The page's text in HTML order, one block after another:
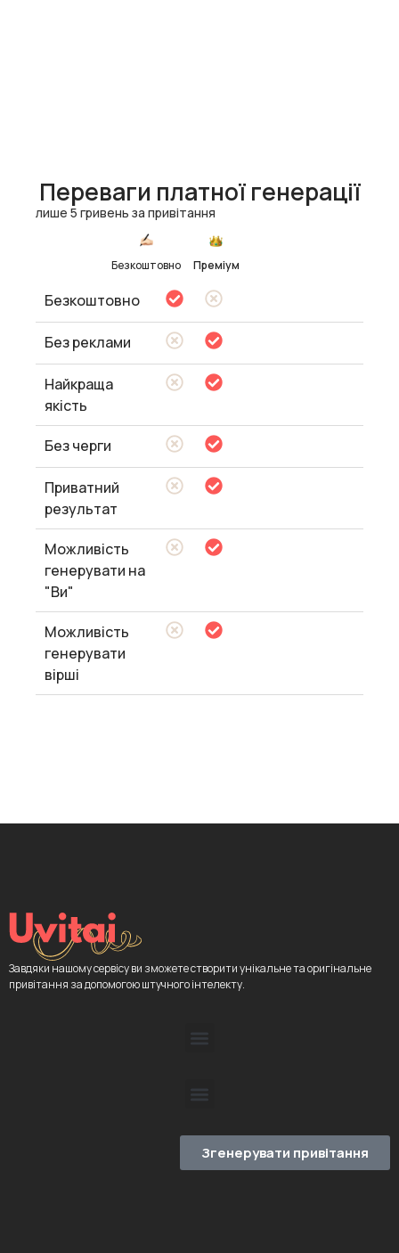
Переваги платної генерації
лише 5 гривень за привітання
Безкоштовно Преміум
Безкоштовно
Без реклами
Найкраща
якість
Без черги
Приватний
результат
Можливість
генерувати на
"Ви"
Можливість
генерувати
вірші
Завдяки нашому сервісу ви зможете створити унікальне та оригінальне
привітання за допомогою штучного інтелекту.
Згенерувати привітання